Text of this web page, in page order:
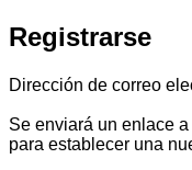
Registrarse
Dirección de correo
Se enviará un enlace
para establecer una